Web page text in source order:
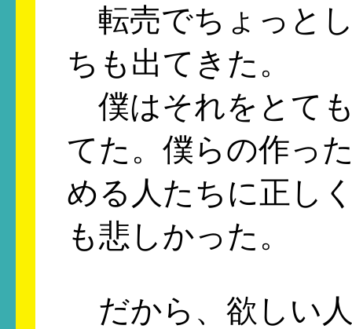
転売でちょっと
ちも出てきた。
僕はそれをとて
てた。僕らの作っ
める人たちに正し
も悲しかった。
だから、欲しい